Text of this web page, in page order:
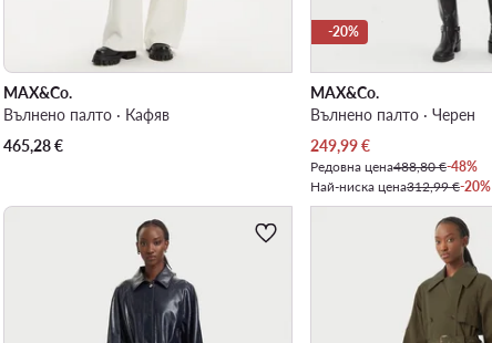
MAX&Co.
Вълнено палто · Кафяв
465,28€
-20%
MAX&Co.
Вълнено палто · Черен
Актуална цена
249,99€
Редовна цена488,80 €-48%
Най-ниска цена312,99 €-20%